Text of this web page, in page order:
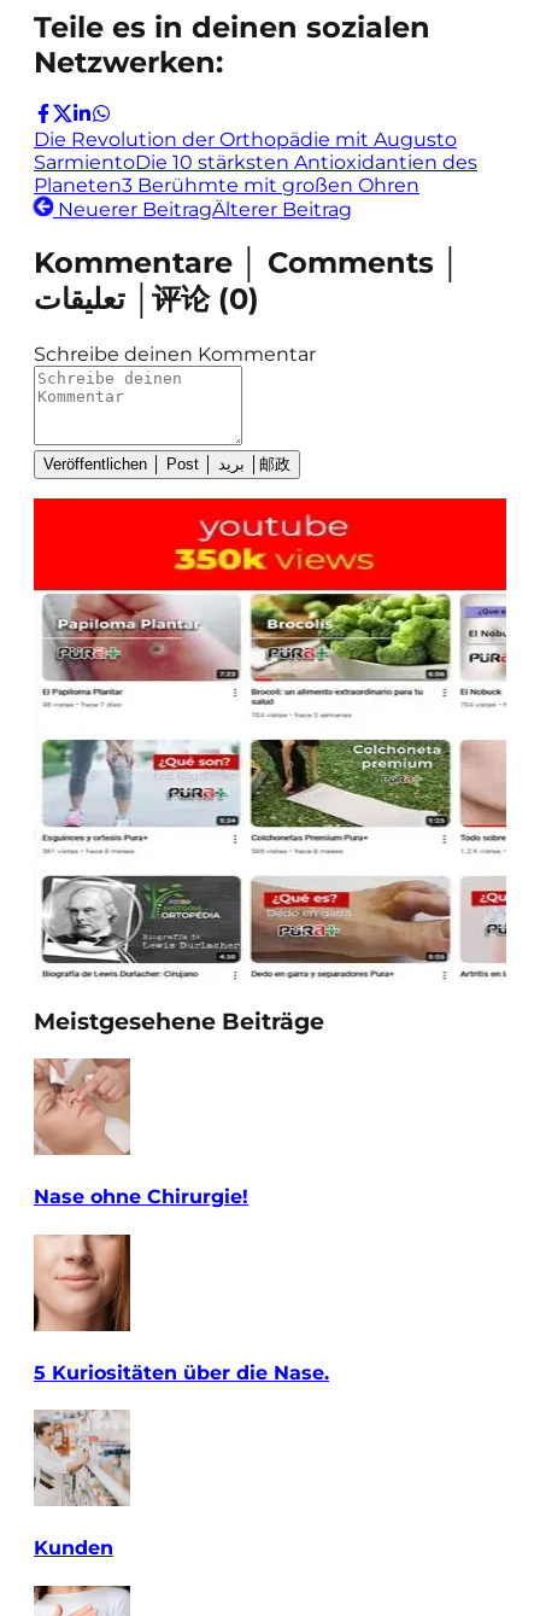
Teile es in deinen sozialen
Netzwerken:
Die Revolution der Orthopädie mit Augusto
SarmientoDie 10 stärksten Antioxidantien des
Planeten3 Berühmte mit großen Ohren
Neuerer BeitragÄlterer Beitrag
Kommentare │ Comments │
تعليقات │评论(0)
Schreibe deinen Kommentar
Veröffentlichen │ Post │ بريد │邮政
Meistgesehene Beiträge
Nase ohne Chirurgie!
5 Kuriositäten über die Nase.
Kunden